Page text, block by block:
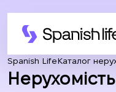
Spanish LifeКаталог